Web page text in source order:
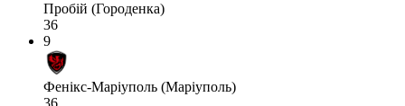
Пробій (Городенка)
36
9
Фенікс-Маріуполь (Маріуполь)